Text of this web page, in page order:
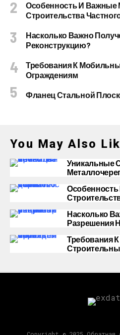
Особенность И
Строительства
Насколько Важно
Реконструкцию?
Требования К
Ограждениям
Фланец Стальной
You May Also
Уникальные
Насколько
Разрешения
Требования